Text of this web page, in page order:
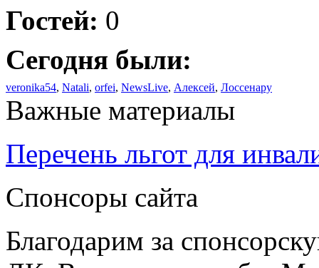
Гостей: 0
Сегодня были:
veronika54, Natali, orfei, NewsLive, Алексей, Лоссенару
Важные материалы
Перечень льгот для
Спонсоры сайта
Благодарим за